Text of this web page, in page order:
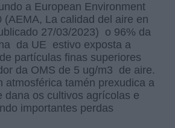
a European Environment
(AEMA, La calidad del aire en
27/03/2023) o 96% da
da UE estivo exposta a
partículas finas superiores
da OMS de 5 ug/m3 de aire.
atmosférica tamén prexudica a
dana os cultivos agrícolas e
importantes perdas